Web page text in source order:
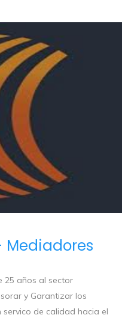
Mediadores
25 años al sector
y Garantizar los
servico de calidad hacia el